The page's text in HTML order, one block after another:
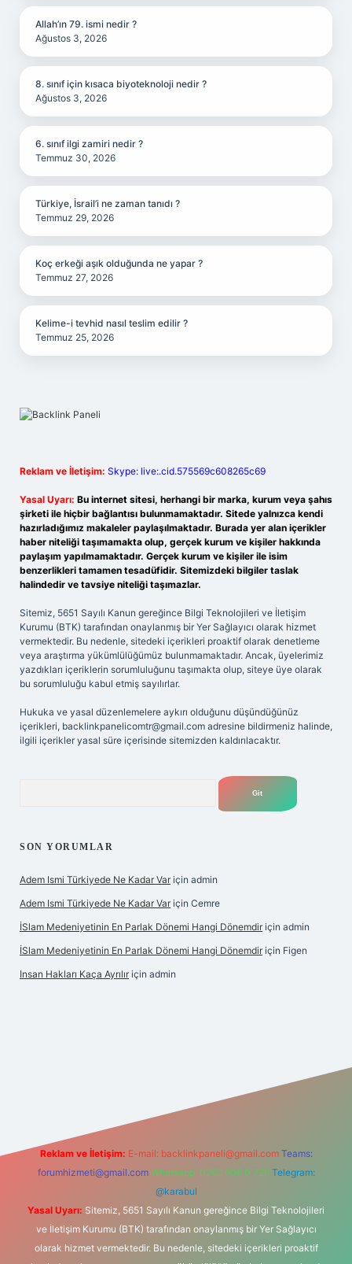
Allah’ın 79. ismi nedir ?
Ağustos 3, 2026
8. sınıf için kısaca biyoteknoloji nedir ?
Ağustos 3, 2026
6. sınıf ilgi zamiri nedir ?
Temmuz 30, 2026
Türkiye, İsrail’i ne zaman tanıdı ?
Temmuz 29, 2026
Koç erkeği aşık olduğunda ne yapar ?
Temmuz 27, 2026
Kelime-i tevhid nasıl teslim edilir ?
Temmuz 25, 2026
Reklam ve İletişim: Skype: live:.cid.575569c608265c69
Yasal Uyarı: Bu internet sitesi, herhangi bir marka, kurum veya şahıs
şirketi ile hiçbir bağlantısı bulunmamaktadır. Sitede yalnızca kendi
hazırladığımız makaleler paylaşılmaktadır. Burada yer alan içerikler
haber niteliği taşımamakta olup, gerçek kurum ve kişiler hakkında
paylaşım yapılmamaktadır. Gerçek kurum ve kişiler ile isim
benzerlikleri tamamen tesadüfidir. Sitemizdeki bilgiler taslak
halindedir ve tavsiye niteliği taşımazlar.
Sitemiz, 5651 Sayılı Kanun gereğince Bilgi Teknolojileri ve İletişim
Kurumu (BTK) tarafından onaylanmış bir Yer Sağlayıcı olarak hizmet
vermektedir. Bu nedenle, sitedeki içerikleri proaktif olarak denetleme
veya araştırma yükümlülüğümüz bulunmamaktadır. Ancak, üyelerimiz
yazdıkları içeriklerin sorumluluğunu taşımakta olup, siteye üye olarak
bu sorumluluğu kabul etmiş sayılırlar.
Hukuka ve yasal düzenlemelere aykırı olduğunu düşündüğünüz
içerikleri, backlinkpanelicomtr@gmail.com adresine bildirmeniz halinde,
ilgili içerikler yasal süre içerisinde sitemizden kaldırılacaktır.
SON YORUMLAR
Adem Ismi Türkiyede Ne Kadar Var için admin
Adem Ismi Türkiyede Ne Kadar Var için Cemre
İSlam Medeniyetinin En Parlak Dönemi Hangi Dönemdir için admin
İSlam Medeniyetinin En Parlak Dönemi Hangi Dönemdir için Figen
Insan Hakları Kaça Ayrılır için admin
Reklam ve İletişim: E-mail: backlinkpaneli@gmail.com Teams:
forumhizmeti@gmail.com Whatsapp: 0262 606 0 726 Telegram:
@karabul
Yasal Uyarı: Sitemiz, 5651 Sayılı Kanun gereğince Bilgi Teknolojileri
ve İletişim Kurumu (BTK) tarafından onaylanmış bir Yer Sağlayıcı
olarak hizmet vermektedir. Bu nedenle, sitedeki içerikleri proaktif